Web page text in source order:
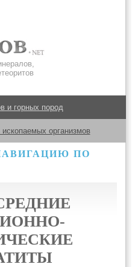
и горных пород
организмов
ПО